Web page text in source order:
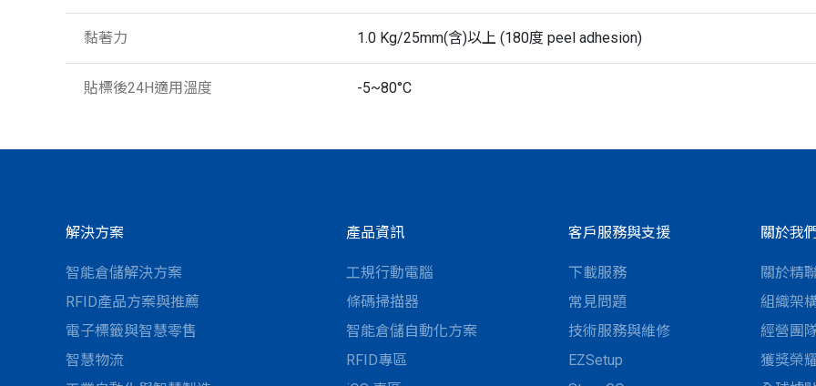
黏著力 1.0 Kg/25mm(含)以上 (180度 peel adhesion)
貼標後24H適用溫度 -5~80°C
解決方案
智能倉儲解決方案
RFID產品方案與推薦
電子標籤與智慧零售
智慧物流
產品資訊
工規行動電腦
條碼掃描器
智能倉儲自動化方案
RFID專區
客戶服務與支援
下載服務
常見問題
技術服務與維修
EZSetup
關於我
關於精
組織架
經營團
獲獎榮